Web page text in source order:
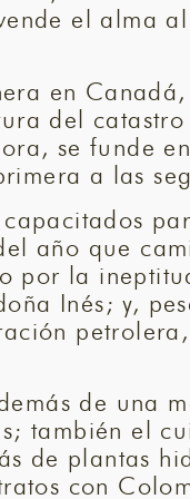
el alma
en
del
se funde
a las
año que
por la
Inés; y,
de una
también el
de plantas
con